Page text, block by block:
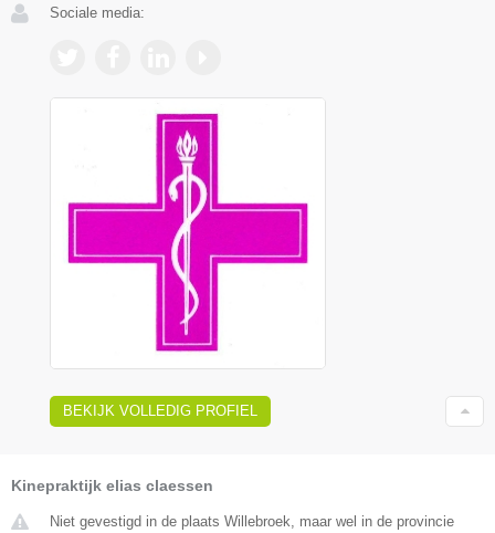
Sociale media:
BEKIJK VOLLEDIG PROFIEL
Kinepraktijk elias claessen
Niet gevestigd in de plaats Willebroek, maar wel in de provincie